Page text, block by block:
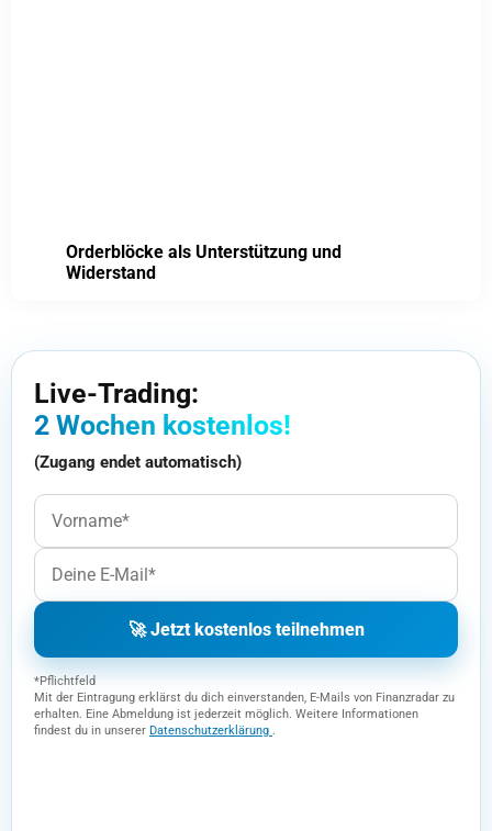
Orderblöcke als Unterstützung und
Widerstand
Live-Trading:
2 Wochen kostenlos!
(Zugang endet automatisch)
🚀 Jetzt kostenlos teilnehmen
*Pflichtfeld
Mit der Eintragung erklärst du dich einverstanden, E-Mails von Finanzradar zu
erhalten. Eine Abmeldung ist jederzeit möglich. Weitere Informationen
findest du in unserer Datenschutzerklärung